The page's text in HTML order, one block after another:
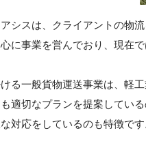
シスは、クライアントの物
に事業を営んでおり、現在
る一般貨物運送事業は、軽
適切なプランを提案してい
対応をしているのも特徴です